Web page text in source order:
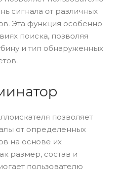
сигнала от различных
Эта функция особенно
поиска, позволяя
и тип обнаруженных
позволяет
от определенных
на основе их
размер, состав и
пользователю